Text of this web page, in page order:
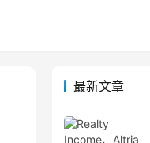
最新文章